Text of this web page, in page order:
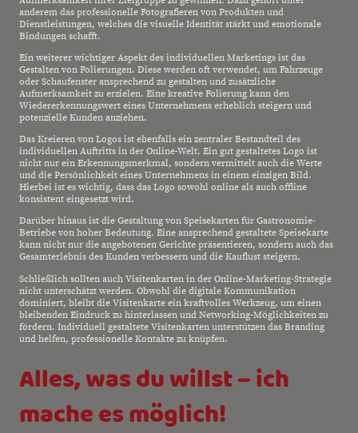
anderem das professionelle Fotografieren von Produkten und
Dienstleistungen, welches die visuelle Identität stärkt und emotionale
Bindungen schafft.
Ein weiterer wichtiger Aspekt des individuellen Marketings ist das
Gestalten von Folierungen. Diese werden oft verwendet, um Fahrzeuge
oder Schaufenster ansprechend zu gestalten und zusätzliche
Aufmerksamkeit zu erzielen. Eine kreative Folierung kann den
Wiedererkennungswert eines Unternehmens erheblich steigern und
potenzielle Kunden anziehen.
Das Kreieren von Logos ist ebenfalls ein zentraler Bestandteil des
individuellen Auftritts in der Online-Welt. Ein gut gestaltetes Logo ist
nicht nur ein Erkennungsmerkmal, sondern vermittelt auch die Werte
und die Persönlichkeit eines Unternehmens in einem einzigen Bild.
Hierbei ist es wichtig, dass das Logo sowohl online als auch offline
konsistent eingesetzt wird.
Darüber hinaus ist die Gestaltung von Speisekarten für Gastronomie-
Betriebe von hoher Bedeutung. Eine ansprechend gestaltete Speisekarte
kann nicht nur die angebotenen Gerichte präsentieren, sondern auch das
Gesamterlebnis des Kunden verbessern und die Kauflust steigern.
Schließlich sollten auch Visitenkarten in der Online-Marketing-Strategie
nicht unterschätzt werden. Obwohl die digitale Kommunikation
dominiert, bleibt die Visitenkarte ein kraftvolles Werkzeug, um einen
bleibenden Eindruck zu hinterlassen und Networking-Möglichkeiten zu
fördern. Individuell gestaltete Visitenkarten unterstützen das Branding
und helfen, professionelle Kontakte zu knüpfen.
Alles, was du willst – ich
mache es möglich!